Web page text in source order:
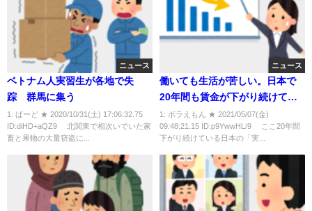
ニュース
ベトナム人実習生が各地で失
踪 群馬に集う
1: ばーど ★ 2020/10/31(土) 17:06:32.75
ID:diHD+aQZ9 北関東で相次いでいた家
畜と果物の大量窃盗に...
ニュース
働いても生活が苦しい。日本で
20年間も賃金が下がり続けてい
る理由
1: ボラえもん ★ 2021/05/07(金)
09:48:21.15 ID:p9YwwHL/9 ここ20年間
下がり続けている日本の「実...